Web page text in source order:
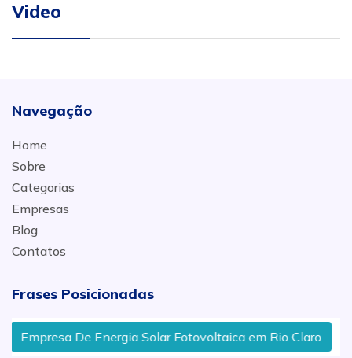
Video
Navegação
Home
Sobre
Categorias
Empresas
Blog
Contatos
Frases Posicionadas
Empresa De Energia Solar Fotovoltaica em Rio Claro